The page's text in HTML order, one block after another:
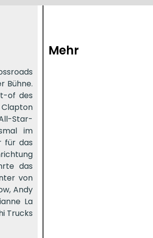
Bühne.
of des
Star-
im
für das
das
von
Andy
La
Trucks
Mehr